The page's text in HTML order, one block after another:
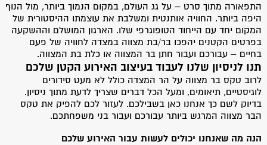
התפאורה מתוך סרט – על גג העולם, במקום הנמוך ביותר, מול הנוף
היפה ביותר. החוויה אותנטית ומשלבת את עוצמתו ההיסטורית של
המקום יחד עם הייחוד הטופוגרפי שלו. הארגון המושלם וההשקעה
בפרטים הקטנים יהפכו בר/בת מצווה במצדה לחוויה של פעם
בחיים – עבורכם ועבור חתן בר המצווה או כלת בת המצווה.
תנו לניסיון שלנו לעבוד בעיצוב האירוע הקטן שלכם
לרוב טקס בר מצווה על הר המצדה כולל לא מעט סידורים
לוגיסטיים, תיאומים, ומעל הכל דברים שצריך לדעת מתוך ניסיון.
בדיוק לשם כך אנחנו כאן בשבילכם. לעזור לכם להפיק את טקס
הבר מצווה המרגש ביותר עבורכם ועבור בני משפחתכם.
הנה מה שאנחנו יכולים לעשות עבור האירוע שלכם